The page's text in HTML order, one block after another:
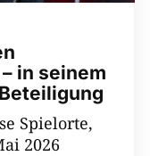
in seinem
Spielorte,
2026